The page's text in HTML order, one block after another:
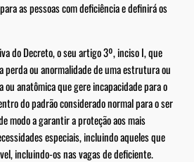
as pessoas com deficiência e definirá os
do Decreto, o seu artigo 3º, inciso I, que
perda ou anormalidade de uma estrutura ou
anatômica que gere incapacidade para o
do padrão considerado normal para o ser
modo a garantir a proteção aos mais
especiais, incluindo aqueles que
incluindo-os nas vagas de deficiente.